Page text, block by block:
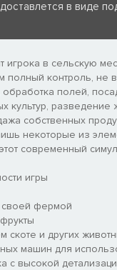
в виде
игрока в сельскую
полный контроль, не
полей,
культур, разведение
собственных
некоторые из
современный
игры
своей фермой
скоте и других
машин для
с высокой